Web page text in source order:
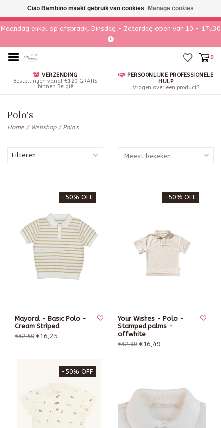
Maandag enkel op afspraak, Dinsdag - Zaterdag open van 10 - 17u30
0
VERZENDING
Bestellingen vanaf €120 GRATIS
binnen België
PERSOONLIJKE PROFESSIONELE
HULP
Vragen over een product?
Polo's
Home / Webshop/ Polo's
Filteren
-50% OFF
Mayoral - Basic Polo -
Cream Striped
€32,50 €16,25
-50% OFF
Your Wishes - Polo -
Stamped palms -
offwhite
€32,99 €16,49
-50% OFF
Ciao Bambino maakt gebruik van cookies Manage cookies